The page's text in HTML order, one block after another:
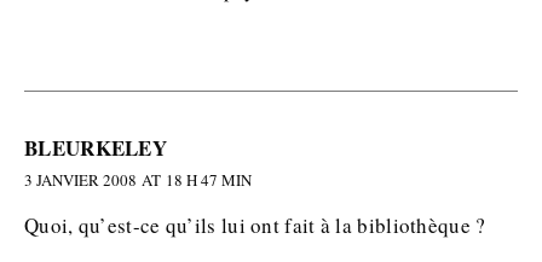
BLEURKELEY
3 JANVIER 2008 AT 18 H 47 MIN
Quoi, qu’est-ce qu’ils lui ont fait à la bibliothèque ?